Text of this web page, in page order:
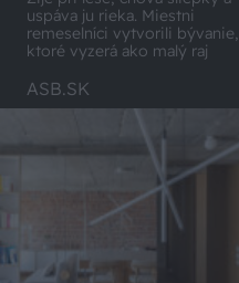
uspáva ju rieka. Miestni
remeselníci vytvorili bývanie,
ktoré vyzerá ako malý raj
ASB.SK